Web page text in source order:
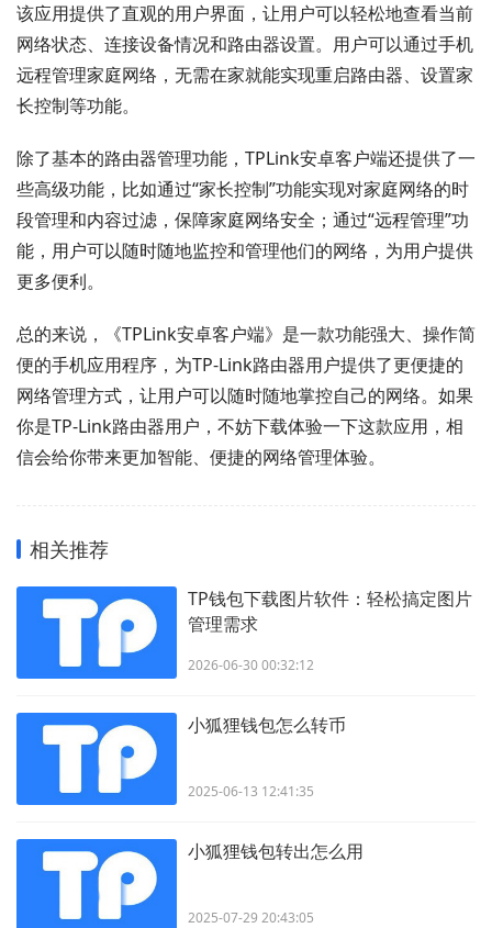
该应用提供了直观的用户界面，让用户可以轻松地查看当前
网络状态、连接设备情况和路由器设置。用户可以通过手机
远程管理家庭网络，无需在家就能实现重启路由器、设置家
长控制等功能。
除了基本的路由器管理功能，TPLink安卓客户端还提供了一
些高级功能，比如通过“家长控制”功能实现对家庭网络的时
段管理和内容过滤，保障家庭网络安全；通过“远程管理”功
能，用户可以随时随地监控和管理他们的网络，为用户提供
更多便利。
总的来说，《TPLink安卓客户端》是一款功能强大、操作简
便的手机应用程序，为TP-Link路由器用户提供了更便捷的
网络管理方式，让用户可以随时随地掌控自己的网络。如果
你是TP-Link路由器用户，不妨下载体验一下这款应用，相
信会给你带来更加智能、便捷的网络管理体验。
相关推荐
TP钱包下载图片软件：轻松搞定图片
管理需求
2026-06-30 00:32:12
小狐狸钱包怎么转币
2025-06-13 12:41:35
小狐狸钱包转出怎么用
2025-07-29 20:43:05